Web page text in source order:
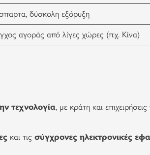
δύσκολη εξόρυξη
αγοράς από λίγες χώρες (π.χ. Κίνα)
τεχνολογία, με κράτη και
και τις σύγχρονες ηλεκτρονικές